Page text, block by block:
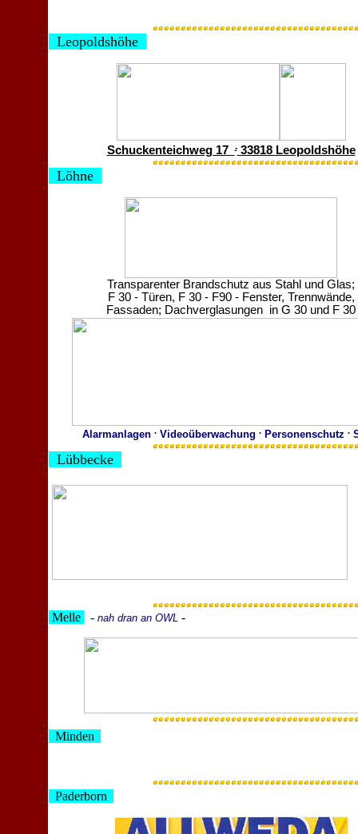
Leopoldshöhe
Schuckenteichweg 17.33818 Leopoldshöhe
Löhne
Transparenter Brandschutz aus Stahl und Glas;
F 30 - Türen, F 30 - F90 - Fenster, Trennwände,
Fassaden; Dachverglasungen in G 30 und F 30
Alarmanlagen . Videoüberwachung . Personenschutz .
Lübbecke
Melle - nah dran an OWL -
Minden
Paderborn